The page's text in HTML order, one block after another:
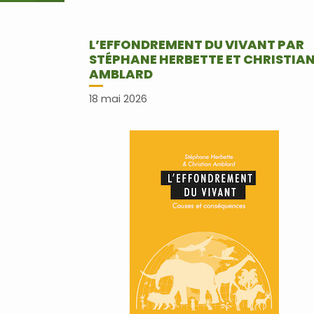
L’EFFONDREMENT DU VIVANT PAR
STÉPHANE HERBETTE ET
AMBLARD
18 mai 2026